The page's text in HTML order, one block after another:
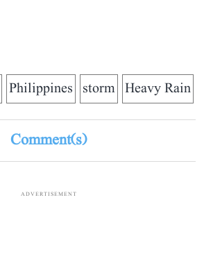
Heavy Rain
storm
Philippines
Comment(s)
ADVERTISEMENT